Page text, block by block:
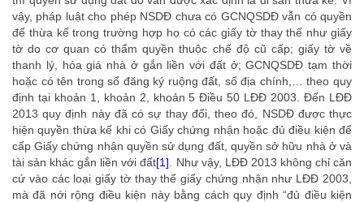
vậy, pháp luật cho phép NSDĐ chưa có GCNQSDĐ vẫn có quyền
để thừa kế trong trường hợp họ có các giấy tờ thay thế như giấy
tờ do cơ quan có thẩm quyền thuộc chế độ cũ cấp; giấy tờ về
thanh lý, hóa giá nhà ở gắn liền với đất ở; GCNQSDĐ tạm thời
hoặc có tên trong sổ đăng ký ruộng đất, sổ địa chính,… theo quy
định tại khoản 1, khoản 2, khoản 5 Điều 50 LĐĐ 2003. Đến LĐĐ
2013 quy định này đã có sự thay đổi, theo đó, NSDĐ được thực
hiện quyền thừa kế khi có Giấy chứng nhận hoặc đủ điều kiện để
cấp Giấy chứng nhận quyền sử dụng đất, quyền sở hữu nhà ở và
tài sản khác gắn liền với đất[1] . Như vậy, LĐĐ 2013 không chỉ căn
cứ vào các loại giấy tờ thay thế giấy chứng nhận như LĐĐ 2003,
mà đã nới rộng điều kiện này bằng cách quy định “đủ điều kiện